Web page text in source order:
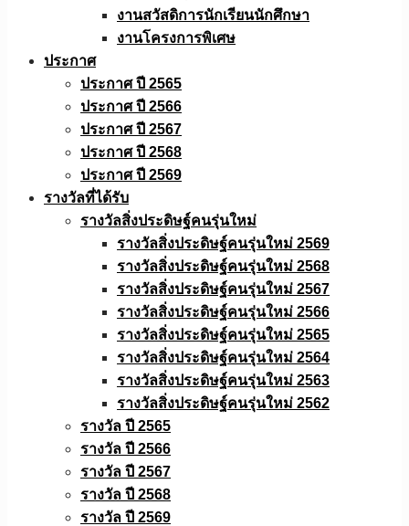
งานสวัสดิการนักเรียนนักศึกษา
งานโครงการพิเศษ
ประกาศ
ประกาศ ปี 2565
ประกาศ ปี 2566
ประกาศ ปี 2567
ประกาศ ปี 2568
ประกาศ ปี 2569
รางวัลที่ได้รับ
รางวัลสิ่งประดิษฐ์คนรุ่นใหม่
รางวัลสิ่งประดิษฐ์คนรุ่นใหม่ 2569
รางวัลสิ่งประดิษฐ์คนรุ่นใหม่ 2568
รางวัลสิ่งประดิษฐ์คนรุ่นใหม่ 2567
รางวัลสิ่งประดิษฐ์คนรุ่นใหม่ 2566
รางวัลสิ่งประดิษฐ์คนรุ่นใหม่ 2565
รางวัลสิ่งประดิษฐ์คนรุ่นใหม่ 2564
รางวัลสิ่งประดิษฐ์คนรุ่นใหม่ 2563
รางวัลสิ่งประดิษฐ์คนรุ่นใหม่ 2562
รางวัล ปี 2565
รางวัล ปี 2566
รางวัล ปี 2567
รางวัล ปี 2568
รางวัล ปี 2569